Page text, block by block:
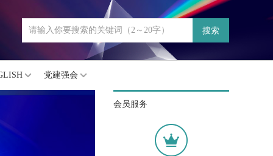
搜索
党建强会
会员服务